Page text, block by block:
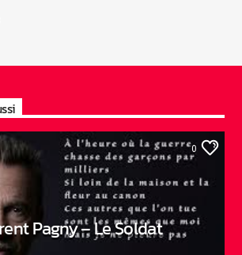
0
Pagny – Le Soldat